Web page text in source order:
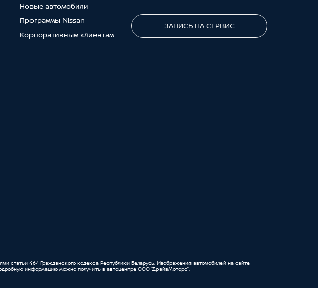
Новые автомобили
Программы Nissan
Корпоративным клиентам
ЗАПИСЬ НА СЕРВИС
статьи 464 Гражданского кодекса Республики Беларусь. Изображения автомобилей на сайте
информацию можно получить в автоцентре ООО “ДрайвМоторс”.